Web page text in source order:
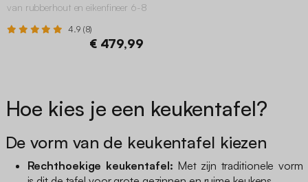
van rubberhout en eikenfineer 6-8
4.9 (8)
€ 479,99
Hoe kies je een keukentafel?
De vorm van de keukentafel kiezen
Rechthoekige keukentafel: Met zijn traditionele vorm